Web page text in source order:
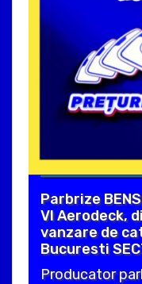
Parbrize
VI Aerodeck,
vanzare de
Bucuresti
Producator